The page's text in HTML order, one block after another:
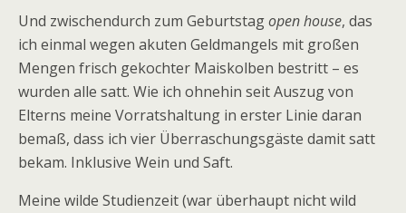
Und zwischendurch zum Geburtstagopen house, das
ich einmal wegen akuten Geldmangels mit großen
Mengen frisch gekochter Maiskolben bestritt – es
wurden alle satt. Wie ich ohnehin seit Auszug von
Elterns meine Vorratshaltung in erster Linie daran
bemaß, dass ich vier Überraschungsgäste damit satt
bekam. Inklusive Wein und Saft.
Meine wilde Studienzeit (war überhaupt nicht wild